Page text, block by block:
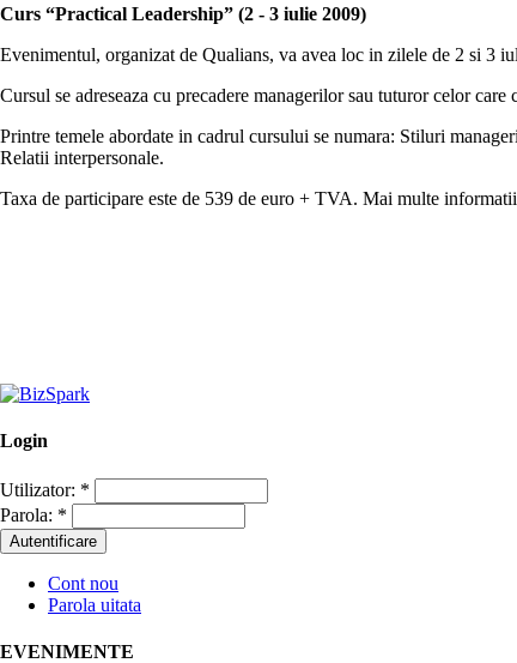
Curs “Practical Leadership” (2 - 3 iulie 2009)
Evenimentul, organizat de Qualians, va avea loc in zilele de 2 si 3
Cursul se adreseaza cu precadere managerilor sau tuturor celor
Printre temele abordate in cadrul cursului se numara: Stiluri
Relatii interpersonale.
Taxa de participare este de 539 de euro + TVA. Mai multe
Login
Utilizator: *
Parola: *
Cont nou
Parola uitata
EVENIMENTE